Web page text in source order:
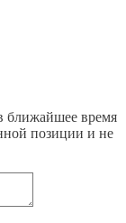
ближайшее время
позиции и не